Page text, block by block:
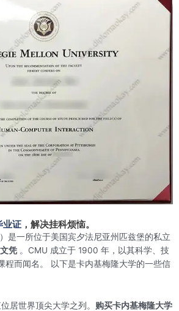
业证 ，解决挂科烦恼。
是一所位于美国宾夕法尼亚州匹兹堡的私立
凭 。CMU 成立于 1900 年，以其科学、技
程而闻名。 以下是卡内基梅隆大学的一些信
居世界顶尖大学之列。 购买卡内基梅隆大学